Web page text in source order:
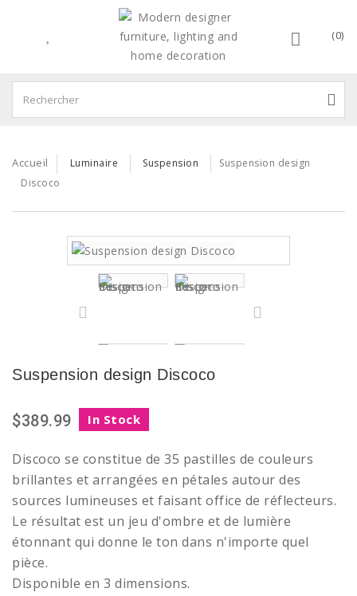
(0)
Accueil Luminaire Suspension
Suspension design
Discoco
Suspension design Discoco
$389.99 In Stock
Discoco se constitue de 35 pastilles de couleurs
brillantes et arrangées en pétales autour des
sources lumineuses et faisant office de réflecteurs.
Le résultat est un jeu d'ombre et de lumière
étonnant qui donne le ton dans n'importe quel
pièce.
Disponible en 3 dimensions.